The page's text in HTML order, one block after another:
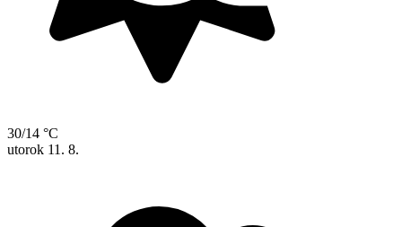
30/14 °C
utorok 11. 8.